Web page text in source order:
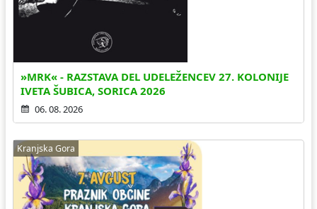
»MRK« - RAZSTAVA DEL UDELEŽENCEV 27. KOLONIJE
IVETA ŠUBICA, SORICA 2026
06. 08. 2026
Kranjska Gora